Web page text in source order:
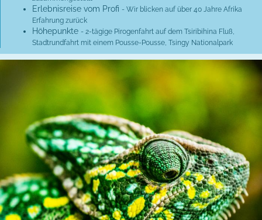
Erlebnisreise vom Profi - Wir blicken auf über 40 Jahre Afrika
Erfahrung zurück
Höhepunkte - 2-tägige Pirogenfahrt auf dem Tsiribihina Fluß,
Stadtrundfahrt mit einem Pousse-Pousse, Tsingy Nationalpark